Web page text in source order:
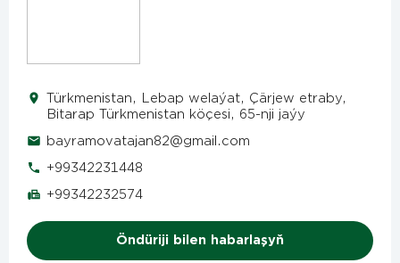
Türkmenistan, Lebap welaýat, Çärjew etraby,
Bitarap Türkmenistan köçesi, 65-nji jaýy
bayramovatajan82@gmail.com
+99342231448
+99342232574
Öndüriji bilen habarlaşyň